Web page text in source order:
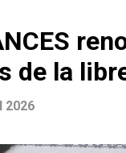
de la
2026